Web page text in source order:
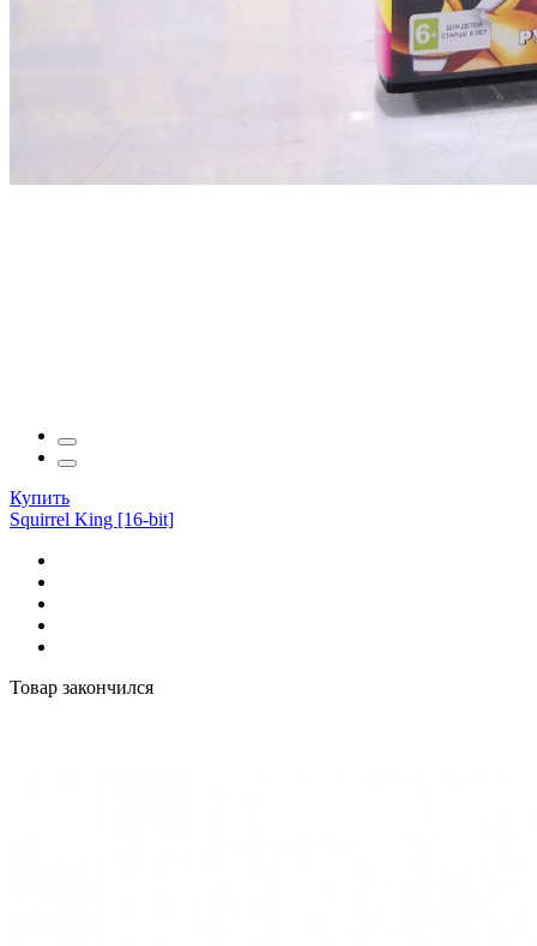
Купить
Squirrel King [16-bit]
Товар закончился